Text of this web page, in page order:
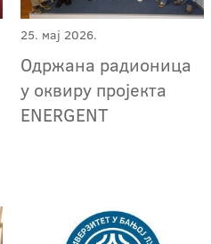
25. мај 2026.
Одржана радионица
у оквиру пројекта
ENERGENT